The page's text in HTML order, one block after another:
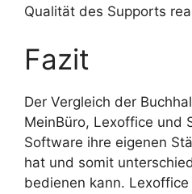
Qualität des Supports
Fazit
Der Vergleich der
MeinBüro, Lexoffice und
Software ihre eigenen
hat und somit
bedienen kann.